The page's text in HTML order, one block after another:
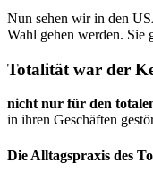
Nun sehen wir in den
Wahl gehen werden. Sie
Totalität war der
nicht nur für den
in ihren Geschäften
Die Alltagspraxis des